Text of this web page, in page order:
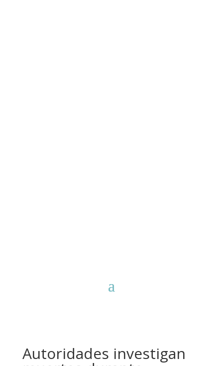
Autoridades investigan